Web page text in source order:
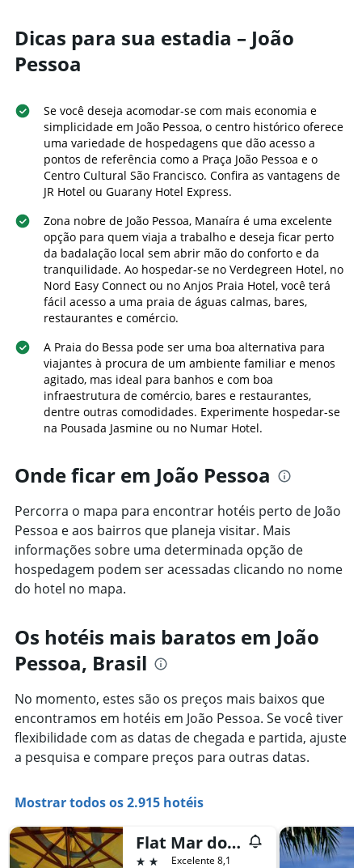
estrelas.
gráfico
eixo
exibindo
preço
médio
um
quarto
neste
fim
semana
encontrado
últimos
dias
acordo
com
a
aproximação
data
de
estadia
gráfico
tem
eixo
X
exibindo
número
dias
antes
estadia
gráfico
tem
eixo
o
médio
de
um
quarto
Dicas para sua estadia – João
Pessoa
Se você deseja acomodar-se com mais economia e
simplicidade em João Pessoa, o centro histórico oferece
uma variedade de hospedagens que dão acesso a
pontos de referência como a Praça João Pessoa e o
Centro Cultural São Francisco. Confira as vantagens de
JR Hotel ou Guarany Hotel Express.
Zona nobre de João Pessoa, Manaíra é uma excelente
opção para quem viaja a trabalho e deseja ficar perto
da badalação local sem abrir mão do conforto e da
tranquilidade. Ao hospedar-se no Verdegreen Hotel, no
Nord Easy Connect ou no Anjos Praia Hotel, você terá
fácil acesso a uma praia de águas calmas, bares,
restaurantes e comércio.
A Praia do Bessa pode ser uma boa alternativa para
viajantes à procura de um ambiente familiar e menos
agitado, mas ideal para banhos e com boa
infraestrutura de comércio, bares e restaurantes,
dentre outras comodidades. Experimente hospedar-se
na Pousada Jasmine ou no Numar Hotel.
Onde ficar em João Pessoa
Percorra o mapa para encontrar hotéis perto de João
Pessoa e aos bairros que planeja visitar. Mais
informações sobre uma determinada opção de
hospedagem podem ser acessadas clicando no nome
do hotel no mapa.
Os hotéis mais baratos em João
Pessoa, Brasil
No momento, estes são os preços mais baixos que
encontramos em hotéis em João Pessoa. Se você tiver
flexibilidade com as datas de chegada e partida, ajuste
a pesquisa e compare preços para outras datas.
Mostrar todos os 2.915 hotéis
Flat Mar do Cabo Branco Residence
2 estrelasExcelente 8,1